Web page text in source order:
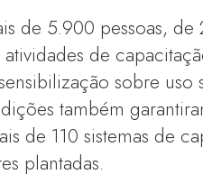
de 5.900 pessoas,
de
sobre
também
de 110 sistemas de
plantadas.